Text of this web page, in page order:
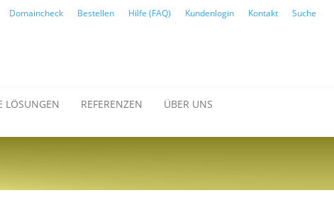
Domaincheck Bestellen Hilfe (FAQ) Kundenlogin Kontakt Suche
LÖSUNGEN REFERENZEN ÜBER UNS